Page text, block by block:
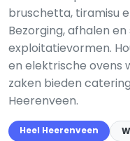
bruschetta, tiramisu
Bezorging, afhalen
exploitatievormen.
en elektrische ovens
zaken bieden
Heerenveen.
Heel Heerenveen